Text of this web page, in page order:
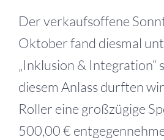
Der verkaufsoffene
Oktober fand diesmal
„Inklusion & Integration“
diesem Anlass durften
Roller eine großzügige
500,00 €